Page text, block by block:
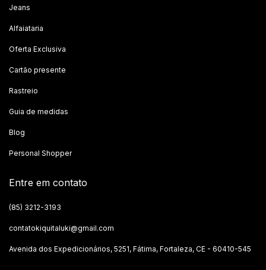
Jeans
Alfaiataria
Oferta Exclusiva
Cartão presente
Rastreio
Guia de medidas
Blog
Personal Shopper
Entre em contato
(85) 3212-3193
contatokiquitaluki@gmail.com
Avenida dos Expedicionários, 5251, Fátima, Fortaleza, CE - 60410-545